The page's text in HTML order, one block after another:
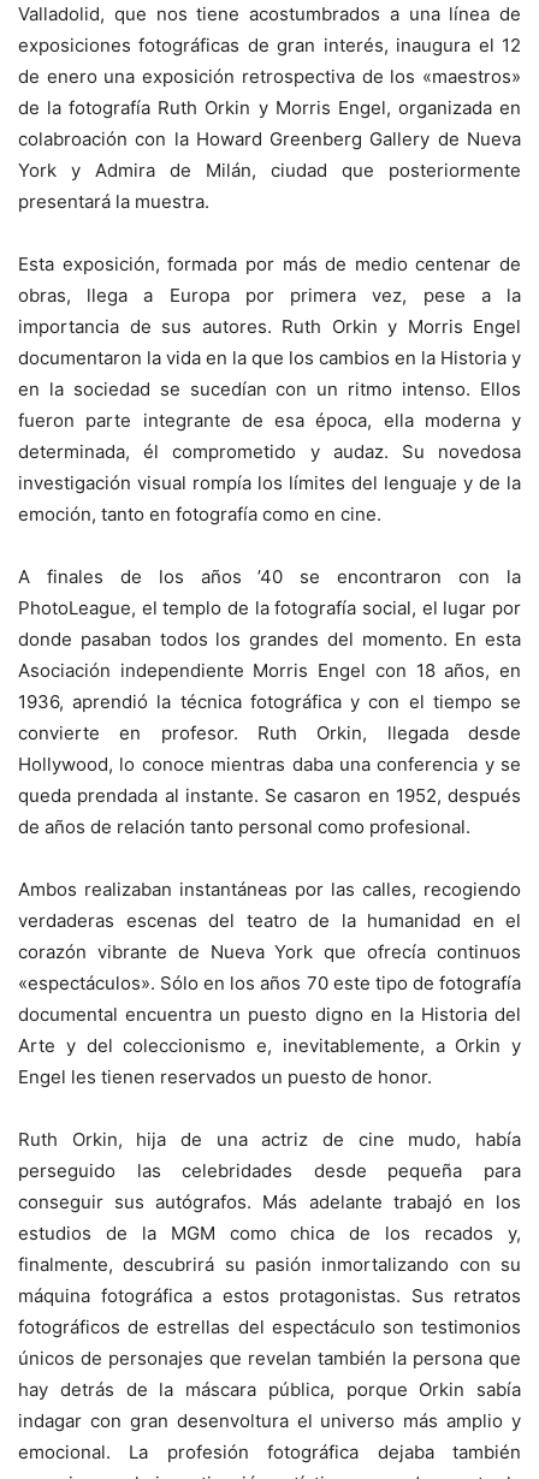
Valladolid, que nos tiene acostumbrados a una línea de
exposiciones fotográficas de gran interés, inaugura el 12
de enero una exposición retrospectiva de los «maestros»
de la fotografía Ruth Orkin y Morris Engel, organizada en
colabroación con la Howard Greenberg Gallery de Nueva
York y Admira de Milán, ciudad que posteriormente
presentará la muestra.
Esta exposición, formada por más de medio centenar de
obras, llega a Europa por primera vez, pese a la
importancia de sus autores. Ruth Orkin y Morris Engel
documentaron la vida en la que los cambios en la Historia y
en la sociedad se sucedían con un ritmo intenso. Ellos
fueron parte integrante de esa época, ella moderna y
determinada, él comprometido y audaz. Su novedosa
investigación visual rompía los límites del lenguaje y de la
emoción, tanto en fotografía como en cine.
A finales de los años ’40 se encontraron con la
PhotoLeague, el templo de la fotografía social, el lugar por
donde pasaban todos los grandes del momento. En esta
Asociación independiente Morris Engel con 18 años, en
1936, aprendió la técnica fotográfica y con el tiempo se
convierte en profesor. Ruth Orkin, llegada desde
Hollywood, lo conoce mientras daba una conferencia y se
queda prendada al instante. Se casaron en 1952, después
de años de relación tanto personal como profesional.
Ambos realizaban instantáneas por las calles, recogiendo
verdaderas escenas del teatro de la humanidad en el
corazón vibrante de Nueva York que ofrecía continuos
«espectáculos». Sólo en los años 70 este tipo de fotografía
documental encuentra un puesto digno en la Historia del
Arte y del coleccionismo e, inevitablemente, a Orkin y
Engel les tienen reservados un puesto de honor.
Ruth Orkin, hija de una actriz de cine mudo, había
perseguido las celebridades desde pequeña para
conseguir sus autógrafos. Más adelante trabajó en los
estudios de la MGM como chica de los recados y,
finalmente, descubrirá su pasión inmortalizando con su
máquina fotográfica a estos protagonistas. Sus retratos
fotográficos de estrellas del espectáculo son testimonios
únicos de personajes que revelan también la persona que
hay detrás de la máscara pública, porque Orkin sabía
indagar con gran desenvoltura el universo más amplio y
emocional. La profesión fotográfica dejaba también